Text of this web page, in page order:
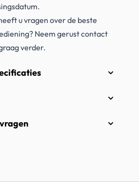
u vragen over de beste
Neem gerust contact
verder.